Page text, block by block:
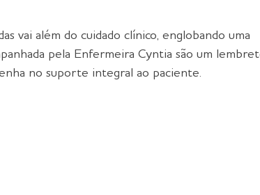
vai além do cuidado clínico, englobando uma
pela Enfermeira Cyntia são um
no suporte integral ao paciente.